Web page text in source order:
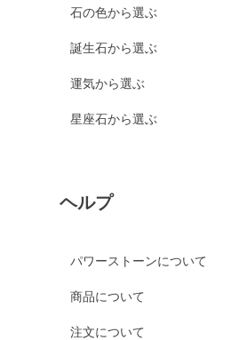
石の色から選ぶ
誕生石から選ぶ
運気から選ぶ
星座石から選ぶ
ヘルプ
パワーストーンについて
商品について
注文について